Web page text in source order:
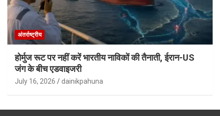
अंतर्राष्ट्रीय
होर्मुज रूट पर नहीं करें भारतीय नाविकों की तैनाती, ईरान-US
जंग के बीच एडवाइजरी
July 16, 2026 dainikpahuna